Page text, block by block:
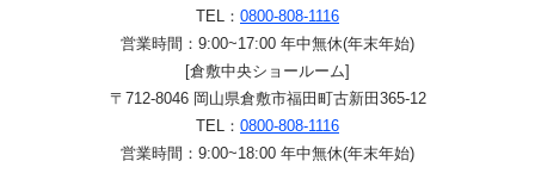
TEL： 0800-808-1116
営業時間：9:00~17:00 年中無休(年末年始)
[倉敷中央ショールーム]
〒712-8046 岡山県倉敷市福田町古新田365-12
TEL： 0800-808-1116
営業時間：9:00~18:00 年中無休(年末年始)